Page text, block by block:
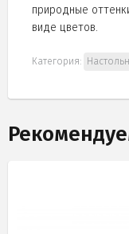
природные
виде цветов.
Категория: